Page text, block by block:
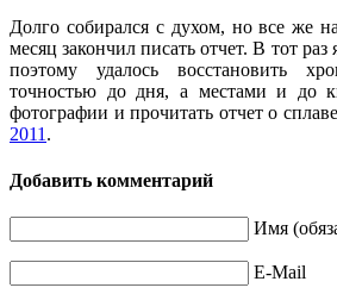
Долго собирался с духом, но все же
месяц закончил писать отчет. В тот
поэтому удалось восстановить
точностью до дня, а местами и до
фотографии и прочитать отчет о
2011 .
Добавить комментарий
Имя
E-Mail